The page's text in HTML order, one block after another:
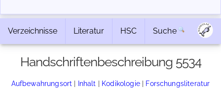
Verzeichnisse Literatur HSC Suche
Handschriftenbeschreibung 5534
Aufbewahrungsort | Inhalt | Kodikologie| Forschungsliteratur